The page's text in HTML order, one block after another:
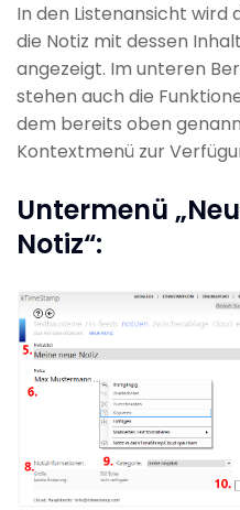
In den Listenansicht wird
die Notiz mit dessen Inhalt
angezeigt. Im unteren
stehen auch die
dem bereits oben
Kontextmenü zur
Untermenü
Notiz“: